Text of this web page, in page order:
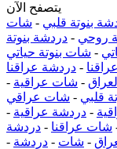
يتصفح الآن
بنوتة قلبي - شات
روحي - دردشة بنوتة
- شات بنوتة حياتي
- دردشة عراقنا
- شات عراقية -
قلبي - شات عراقي
- دردشة عراقية -
شات عراقنا - دردشة
- شات - دردشة -